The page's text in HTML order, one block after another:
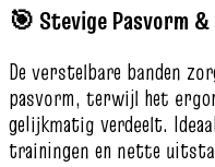
🎯 Stevige Pasvorm
De verstelbare banden
pasvorm, terwijl het
gelijkmatig verdeelt.
trainingen en nette